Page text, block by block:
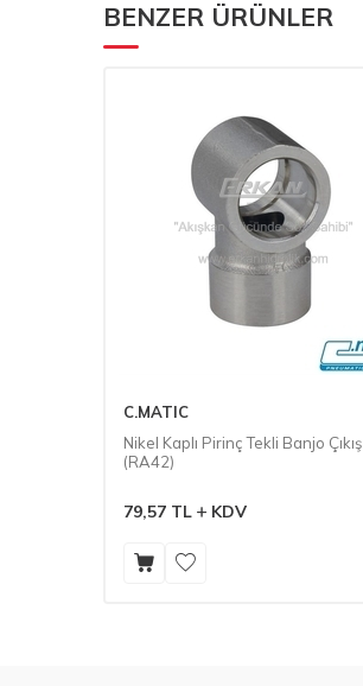
BENZER ÜRÜNLER
C.MATIC
Nikel Kaplı Pirinç Tekli Banjo Çıkış
(RA42)
79,57 TL KDV